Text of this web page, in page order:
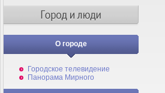
О городе
Городское телевидение
Панорама Мирного